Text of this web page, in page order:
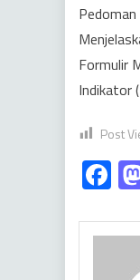
Formulir
Indikator
Post